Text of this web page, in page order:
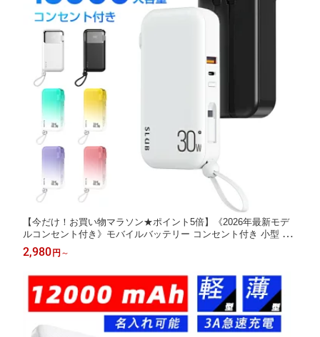
【今だけ！お買い物マラソン★ポイント5倍】《2026年最新モデ
ルコンセント付き》モバイルバッテリー コンセント付き 小型 軽
量 大容量 55wh 22.5W 急速充電 ケーブル内蔵 5台同時充電 USB
充電器 アダプター スマホ充電器 PSE認証済 iPhone 15 16 17 iPa
2,980円 ～